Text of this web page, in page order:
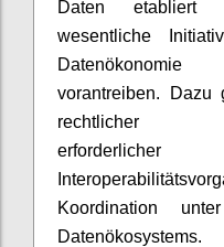
Daten etabliert
wesentliche
vorantreiben. Dazu
rechtlicher
Koordination